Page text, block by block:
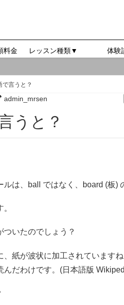
料金 レッスン種類▼ 体験
で言うと？
admin_mrsen
言うと？
は、ball ではなく、board (板)
いたのでしょう？
紙が波状に加工されています
だわけです。(日本語版